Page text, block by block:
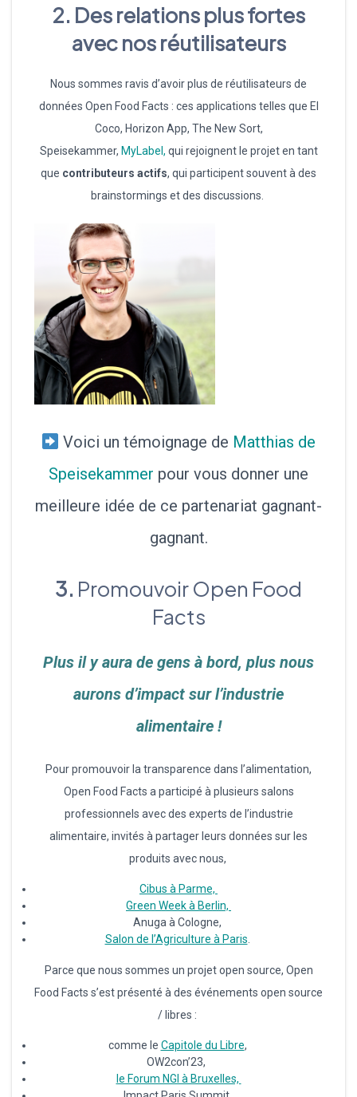
2. Des relations plus fortes
avec nos réutilisateurs
Nous sommes ravis d’avoir plus de réutilisateurs de
données Open Food Facts : ces applications telles que El
Coco, Horizon App, The New Sort,
Speisekammer, MyLabel, qui rejoignent le projet en tant
que contributeurs actifs, qui participent souvent à des
brainstormings et des discussions.
Voici un témoignage de Matthias de
Speisekammer pour vous donner une
meilleure idée de ce partenariat gagnant-
gagnant.
3. Promouvoir Open Food
Facts
Plus il y aura de gens à bord, plus nous
aurons d’impact sur l’industrie
alimentaire !
Pour promouvoir la transparence dans l’alimentation,
Open Food Facts a participé à plusieurs salons
professionnels avec des experts de l’industrie
alimentaire, invités à partager leurs données sur les
produits avec nous,
Cibus à Parme,
Green Week à Berlin,
Anuga à Cologne,
Salon de l’Agriculture à Paris
Parce que nous sommes un projet open source, Open
Food Facts s’est présenté à des événements open source
/ libres :
comme le Capitole du Libre,
OW2con’23,
le Forum NGI à Bruxelles,